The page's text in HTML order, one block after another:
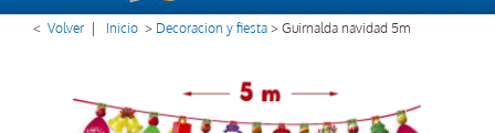
< Volver Inicio > Decoracion y fiesta>Guirnalda navidad 5m